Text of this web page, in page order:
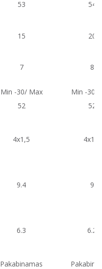
53 54
15 20
7 8
Min -30/ Max
52
Min -30/
52
4x1,5 4x1,5
9.4 9
6.3 6.2
Pakabinamas